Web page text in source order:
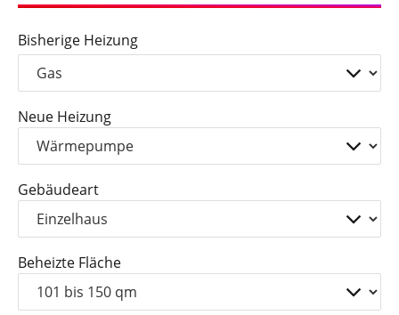
Bisherige Heizung
Neue Heizung
Gebäudeart
Beheizte Fläche